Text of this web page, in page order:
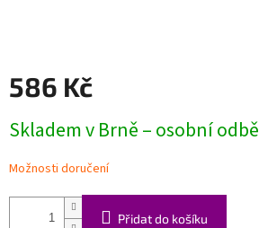
586 Kč
cena:
Skladem v Brně – osobní
Možnosti doručení
Přidat do košíku